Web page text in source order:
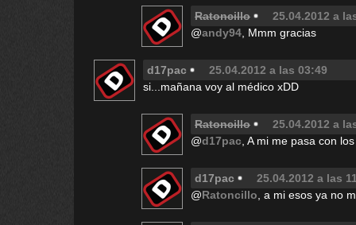
Ratoncillo
25.04.2012 a
@andy94 , Mmm gracias
d17pac
25.04.2012 a las 03:49
si...mañana voy al médico xDD
Ratoncillo
25.04.2012 a
@d17pac , A mi me pasa con
d17pac
25.04.2012 a las
@Ratoncillo , a mi esos ya no